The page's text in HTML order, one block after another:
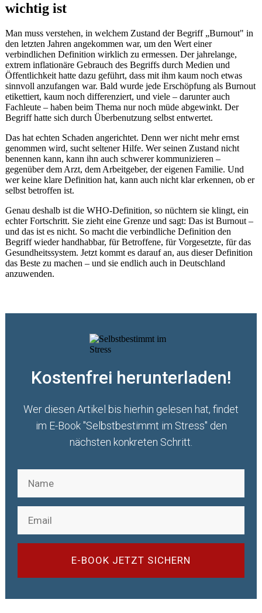
wichtig ist
Man muss verstehen, in welchem Zustand der Begriff „Burnout" in
den letzten Jahren angekommen war, um den Wert einer
verbindlichen Definition wirklich zu ermessen. Der jahrelange,
extrem inflationäre Gebrauch des Begriffs durch Medien und
Öffentlichkeit hatte dazu geführt, dass mit ihm kaum noch etwas
sinnvoll anzufangen war. Bald wurde jede Erschöpfung als Burnout
etikettiert, kaum noch differenziert, und viele – darunter auch
Fachleute – haben beim Thema nur noch müde abgewinkt. Der
Begriff hatte sich durch Überbenutzung selbst entwertet.
Das hat echten Schaden angerichtet. Denn wer nicht mehr ernst
genommen wird, sucht seltener Hilfe. Wer seinen Zustand nicht
benennen kann, kann ihn auch schwerer kommunizieren –
gegenüber dem Arzt, dem Arbeitgeber, der eigenen Familie. Und
wer keine klare Definition hat, kann auch nicht klar erkennen, ob er
selbst betroffen ist.
Genau deshalb ist die WHO-Definition, so nüchtern sie klingt, ein
echter Fortschritt. Sie zieht eine Grenze und sagt: Das ist Burnout –
und das ist es nicht. So macht die verbindliche Definition den
Begriff wieder handhabbar, für Betroffene, für Vorgesetzte, für das
Gesundheitssystem. Jetzt kommt es darauf an, aus dieser Definition
das Beste zu machen – und sie endlich auch in Deutschland
anzuwenden.
Kostenfrei herunterladen!
Wer diesen Artikel bis hierhin gelesen hat, findet
im E-Book "Selbstbestimmt im Stress" den
nächsten konkreten Schritt.
E-BOOK JETZT SICHERN